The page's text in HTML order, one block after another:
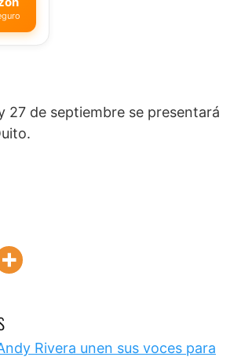
27 de septiembre se presentará
Rivera unen sus voces para